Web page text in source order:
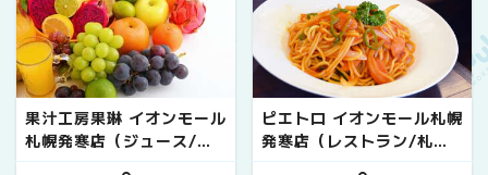
果汁工房果琳 イオンモール
札幌発寒店（ジュース/札
幌市西区）
ピエトロ イオンモール札幌
発寒店（レストラン/札幌
市西区）